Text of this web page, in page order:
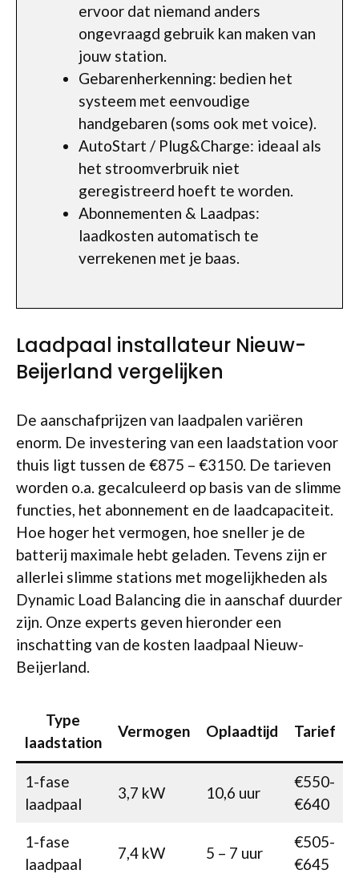
ervoor dat niemand anders
ongevraagd gebruik kan maken van
jouw station.
Gebarenherkenning: bedien het
systeem met eenvoudige
handgebaren (soms ook met voice).
AutoStart / Plug&Charge: ideaal als
het stroomverbruik niet
geregistreerd hoeft te worden.
Abonnementen & Laadpas:
laadkosten automatisch te
verrekenen met je baas.
Laadpaal installateur Nieuw-
Beijerland vergelijken
De aanschafprijzen van laadpalen variëren
enorm. De investering van een laadstation voor
thuis ligt tussen de €875 – €3150. De tarieven
worden o.a. gecalculeerd op basis van de slimme
functies, het abonnement en de laadcapaciteit.
Hoe hoger het vermogen, hoe sneller je de
batterij maximale hebt geladen. Tevens zijn er
allerlei slimme stations met mogelijkheden als
Dynamic Load Balancing die in aanschaf duurder
zijn. Onze experts geven hieronder een
inschatting van de kosten laadpaal Nieuw-
Beijerland.
Type
laadstation
Vermogen Oplaadtijd Tarief
1-fase
laadpaal
3,7 kW 10,6 uur
€550-
€640
1-fase
laadpaal
7,4 kW 5 – 7 uur
€505-
€645